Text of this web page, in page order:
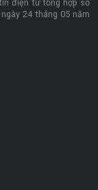
điện tử tổng hợp số
24 tháng 05 năm